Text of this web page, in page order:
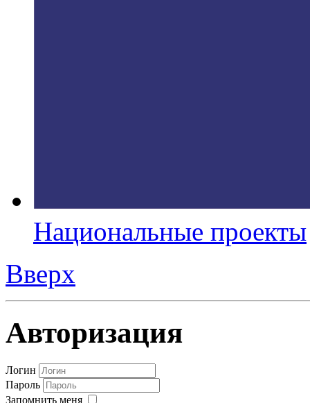
Национальные проекты
Вверх
Авторизация
Логин
Пароль
Запомнить меня